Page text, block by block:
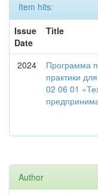
Item hits:
Issue
Date
Title
2024
Программа
практики
02 06 01
Author